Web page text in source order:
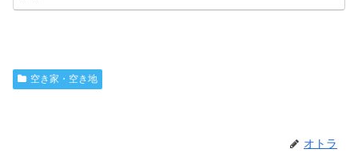
空き家・空き地
オトラ